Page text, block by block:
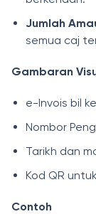
Jumlah
semua caj
Gambaran
e-Invois bil
Nombor
Tarikh dan
Kod QR
Contoh